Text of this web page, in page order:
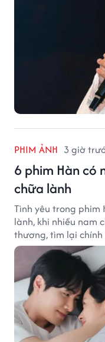
PHIM ẢNH 3 giờ
6 phim Hàn có
chữa lành
Tình yêu trong phim
lành, khi nhiều nam
thương, tìm lại chính